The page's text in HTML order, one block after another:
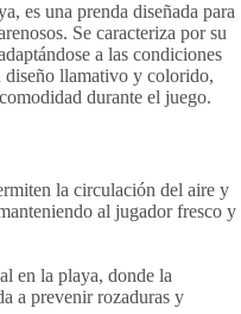
es una prenda diseñada para
Se caracteriza por su
a las condiciones
diseño llamativo y colorido,
durante el juego.
la circulación del aire y
al jugador fresco y
en la playa, donde la
a prevenir rozaduras y